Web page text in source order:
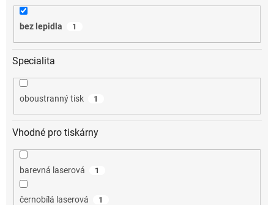
bez lepidla 1
Specialita
oboustranný tisk 1
Vhodné pro tiskárny
barevná laserová 1
černobílá laserová 1